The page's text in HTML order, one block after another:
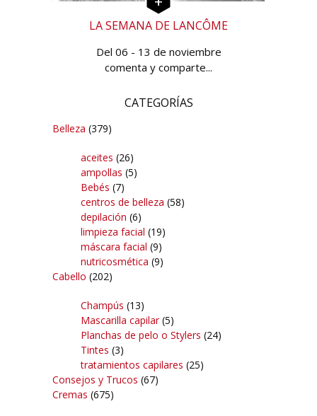
LA SEMANA DE LANCÔME
Del 06 - 13 de noviembre
comenta y comparte...
CATEGORÍAS
Belleza (379)
aceites (26)
ampollas (5)
Bebés (7)
centros de belleza (58)
depilación (6)
limpieza facial (19)
máscara facial (9)
nutricosmética (9)
Cabello (202)
Champús (13)
Mascarilla capilar(5)
Planchas de pelo o Stylers (24)
Tintes (3)
tratamientos capilares (25)
Consejos y Trucos (67)
Cremas (675)